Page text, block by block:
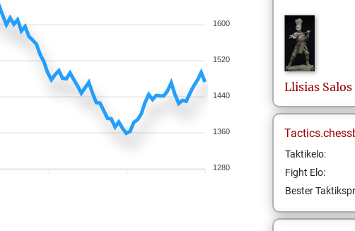
1600
1520
1440
1360
1280
Llisias Salos
Taktikelo:
Fight Elo:
Bester